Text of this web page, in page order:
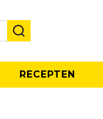
RECEPTEN